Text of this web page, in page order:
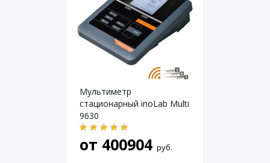
Мультиметр
cтационарный inoLab Multi
9630
от 400904 руб.